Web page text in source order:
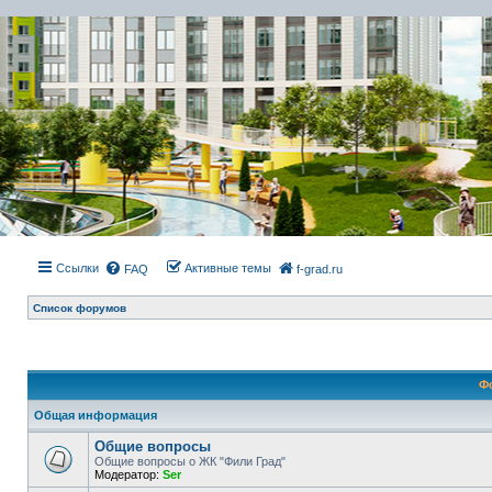
Ссылки FAQ Активные темы f-grad.ru
Список форумов
Общая информация
Общие вопросы
Общие вопросы о ЖК "Фили Град"
Модератор: Ser